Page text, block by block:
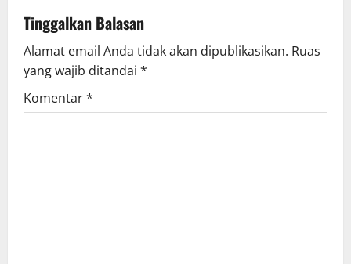
Tinggalkan Balasan
Alamat email Anda tidak akan dipublikasikan. Ruas
yang wajib ditandai *
Komentar*